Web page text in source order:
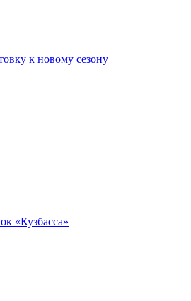
к новому сезону
«Кузбасса»